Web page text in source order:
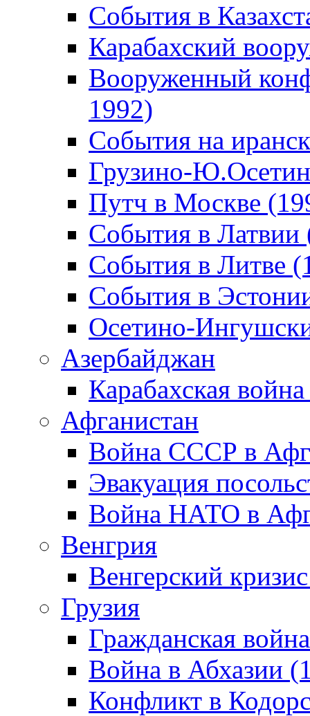
События в
Карабахский
Вооруженный
1992)
События на
Грузино-
Путч в Москве
События в Латвии
События в Литве
События в
Осетино-
Азербайджан
Карабахская
Афганистан
Война СССР в
Эвакуация
Война НАТО в
Венгрия
Венгерский
Грузия
Гражданская
Война в Абхазии
Конфликт в